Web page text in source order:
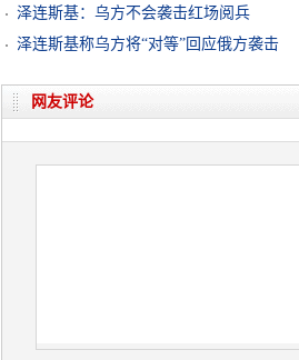
泽连斯基：乌方不会袭击红场阅兵
泽连斯基称乌方将“对等”回应俄方袭击
网友评论